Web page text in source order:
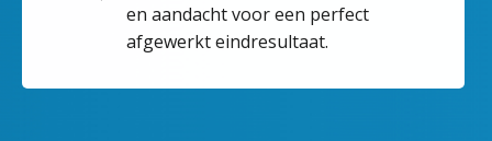
en aandacht voor een perfect
afgewerkt eindresultaat.